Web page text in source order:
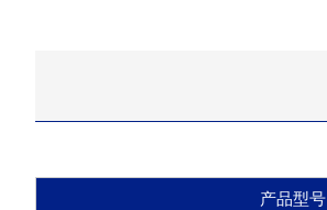
产品型号